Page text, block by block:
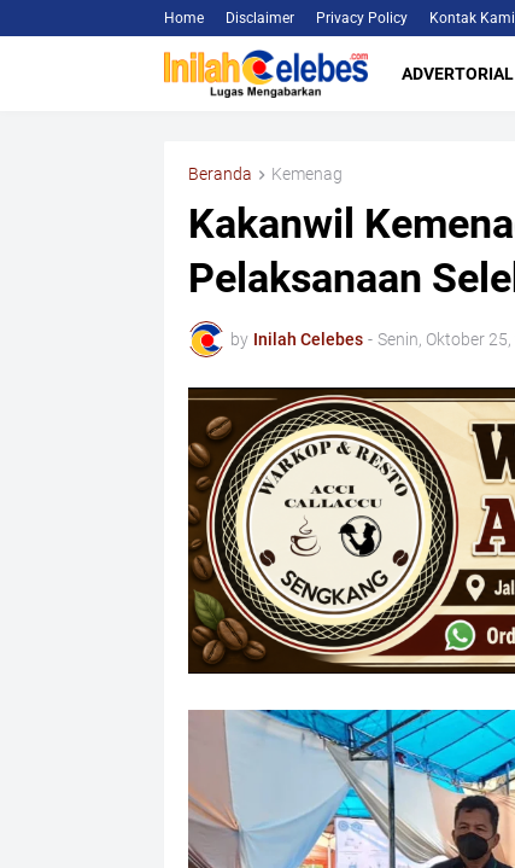
Home Disclaimer Privacy Policy Kontak Kami
ADVERTORIAL
Beranda Kemenag
Kakanwil
Pelaksanaan
by Inilah Celebes - Senin, Oktober 25,